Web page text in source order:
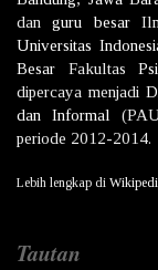
danguru besar
Universitas
Besar Fakultas
dipercaya menjadi
dan Informal
periode 2012-2014.
Lebih lengkap di
Tautan